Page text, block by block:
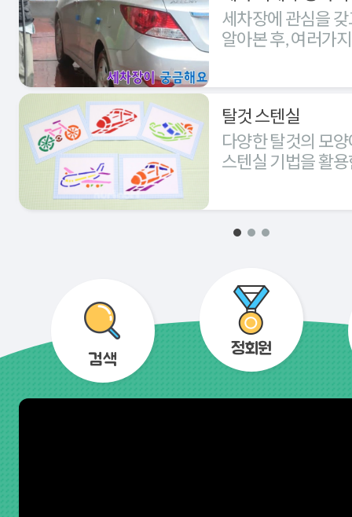
세차장에 관심을
알아본 후, 여러가
탈것 스텐실
다양한 탈것의 모
스텐실 기법을 활
검색
정회원